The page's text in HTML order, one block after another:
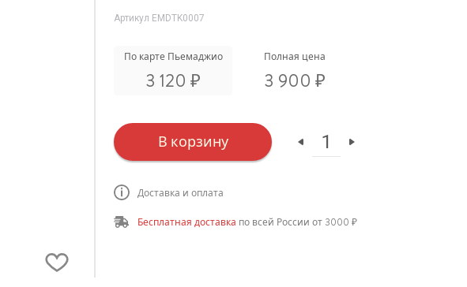
Артикул EMDTK0007
По карте Пьемаджио
3 120 ₽
Полная цена
3 900 ₽
в корзину
Доставка и оплата
Бесплатная доставка по всей России от 3000 ₽